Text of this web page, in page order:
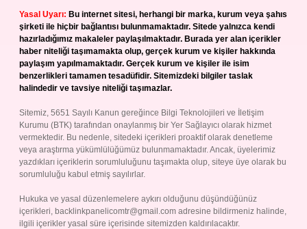
Yasal Uyarı: Bu internet sitesi, herhangi bir marka, kurum veya şahıs
şirketi ile hiçbir bağlantısı bulunmamaktadır. Sitede yalnızca kendi
hazırladığımız makaleler paylaşılmaktadır. Burada yer alan içerikler
haber niteliği taşımamakta olup, gerçek kurum ve kişiler hakkında
paylaşım yapılmamaktadır. Gerçek kurum ve kişiler ile isim
benzerlikleri tamamen tesadüfidir. Sitemizdeki bilgiler taslak
halindedir ve tavsiye niteliği taşımazlar.
Sitemiz, 5651 Sayılı Kanun gereğince Bilgi Teknolojileri ve İletişim
Kurumu (BTK) tarafından onaylanmış bir Yer Sağlayıcı olarak hizmet
vermektedir. Bu nedenle, sitedeki içerikleri proaktif olarak denetleme
veya araştırma yükümlülüğümüz bulunmamaktadır. Ancak, üyelerimiz
yazdıkları içeriklerin sorumluluğunu taşımakta olup, siteye üye olarak bu
sorumluluğu kabul etmiş sayılırlar.
Hukuka ve yasal düzenlemelere aykırı olduğunu düşündüğünüz
içerikleri, backlinkpanelicomtr@gmail.com adresine bildirmeniz halinde,
ilgili içerikler yasal süre içerisinde sitemizden kaldırılacaktır.